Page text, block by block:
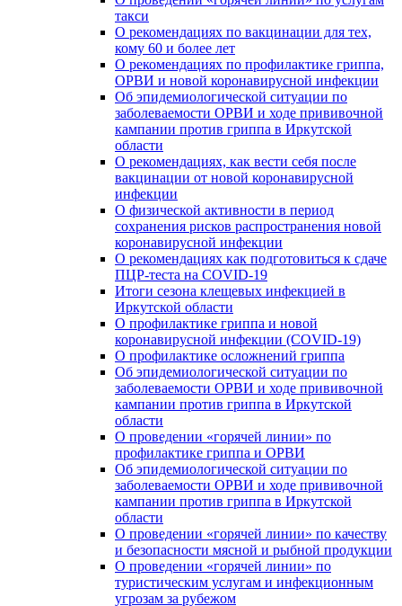
такси
О рекомендациях по вакцинации для тех,
кому 60 и более лет
О рекомендациях по профилактике гриппа,
ОРВИ и новой коронавирусной инфекции
Об эпидемиологической ситуации по
заболеваемости ОРВИ и ходе прививочной
кампании против гриппа в Иркутской
области
О рекомендациях, как вести себя после
вакцинации от новой коронавирусной
инфекции
О физической активности в период
сохранения рисков распространения новой
коронавирусной инфекции
О рекомендациях как подготовиться к сдаче
ПЦР-теста на COVID-19
Итоги сезона клещевых инфекцией в
Иркутской области
О профилактике гриппа и новой
коронавирусной инфекции (COVID-19)
О профилактике осложнений гриппа
Об эпидемиологической ситуации по
заболеваемости ОРВИ и ходе прививочной
кампании против гриппа в Иркутской
области
О проведении «горячей линии» по
профилактике гриппа и ОРВИ
Об эпидемиологической ситуации по
заболеваемости ОРВИ и ходе прививочной
кампании против гриппа в Иркутской
области
О проведении «горячей линии» по качеству
и безопасности мясной и рыбной продукции
О проведении «горячей линии» по
туристическим услугам и инфекционным
угрозам за рубежом